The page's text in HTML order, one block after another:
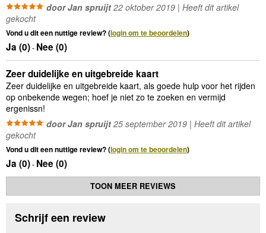
door Jan spruijt 22 oktober 2019 | Heeft dit artikel
gekocht
Vond u dit een nuttige review? (login om te beoordelen)
Ja (0)- Nee (0)
Zeer duidelijke en uitgebreide kaart
Zeer duidelijke en uitgebreide kaart, als goede hulp voor het rijden
op onbekende wegen; hoef je niet zo te zoeken en vermijd
ergenissn!
door Jan spruijt 25 september 2019 | Heeft dit artikel
gekocht
Vond u dit een nuttige review? (login om te beoordelen)
Ja (0)- Nee (0)
TOON MEER REVIEWS
Schrijf een review